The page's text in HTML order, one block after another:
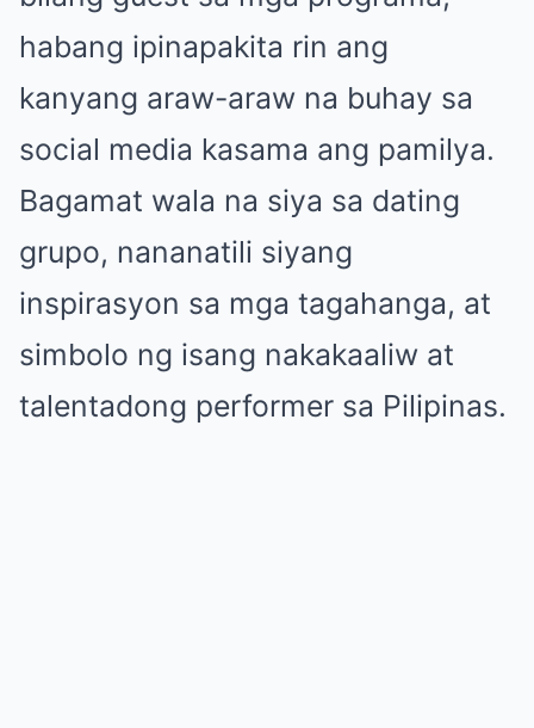
habang ipinapakita rin ang
kanyang araw-araw na buhay sa
social media kasama ang pamilya.
Bagamat wala na siya sa dating
grupo, nananatili siyang
inspirasyon sa mga tagahanga, at
simbolo ng isang nakakaaliw at
talentadong performer sa Pilipinas.